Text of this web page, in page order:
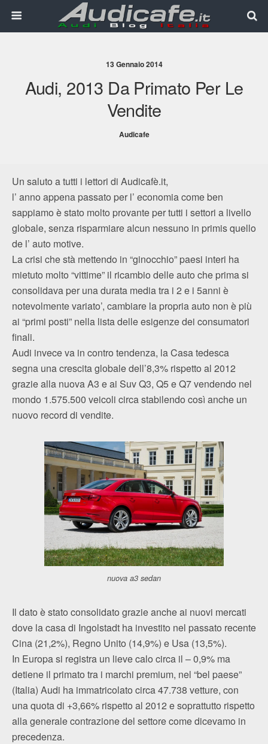
13 Gennaio 2014
Audi, 2013 Da Primato Per Le
Vendite
Audicafe
Un saluto a tutti i lettori di Audicafè.it,
l’ anno appena passato per l’ economia come ben
sappiamo è stato molto provante per tutti i settori a livello
globale, senza risparmiare alcun nessuno in primis quello
de l’ auto motive.
La crisi che stà mettendo in “ginocchio” paesi interi ha
mietuto molto “vittime” il ricambio delle auto che prima si
consolidava per una durata media tra i 2 e i 5anni è
notevolmente variato’, cambiare la propria auto non è più
ai “primi posti” nella lista delle esigenze dei consumatori
finali.
Audi invece va in contro tendenza, la Casa tedesca
segna una crescita globale dell’8,3% rispetto al 2012
grazie alla nuova A3 e ai Suv Q3, Q5 e Q7 vendendo nel
mondo 1.575.500 veicoli circa stabilendo così anche un
nuovo record di vendite.
nuova a3 sedan
Il dato è stato consolidato grazie anche ai nuovi mercati
dove la casa di Ingolstadt ha investito nel passato recente
Cina (21,2%), Regno Unito (14,9%) e Usa (13,5%).
In Europa si registra un lieve calo circa il – 0,9% ma
detiene il primato tra i marchi premium, nel “bel paese”
(Italia) Audi ha immatricolato circa 47.738 vetture, con
una quota di +3,66% rispetto al 2012 e soprattutto rispetto
alla generale contrazione del settore come dicevamo in
precedenza.